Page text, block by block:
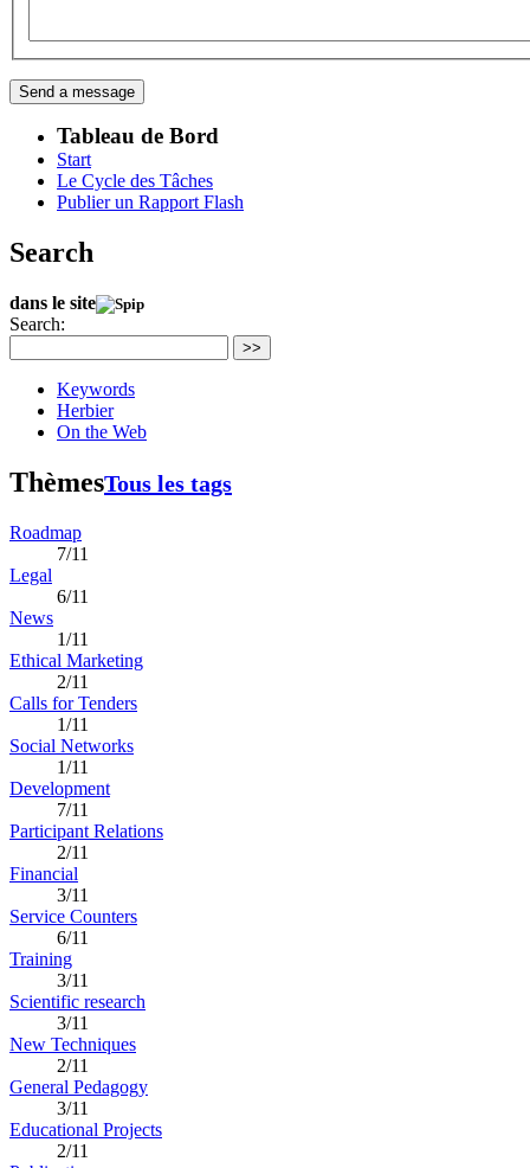
Tableau de Bord
Start
Le Cycle des Tâches
Publier un Rapport Flash
Search
dans le site
Search:
>>
Keywords
Herbier
On the Web
ThèmesTous les tags
Roadmap
7/11
Legal
6/11
News
1/11
Ethical Marketing
2/11
Calls for Tenders
1/11
Social Networks
1/11
Development
7/11
Participant Relations
2/11
Financial
3/11
Service Counters
6/11
Training
3/11
Scientific research
3/11
New Techniques
2/11
General Pedagogy
3/11
Educational Projects
2/11